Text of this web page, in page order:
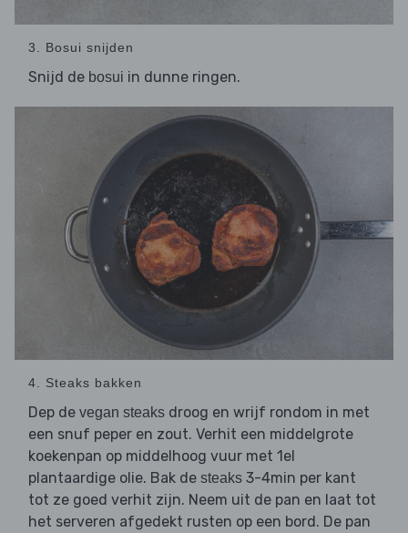
3. Bosui snijden
Snijd de bosui in dunne ringen.
4. Steaks bakken
Dep de vegan steaks droog en wrijf rondom in met
een snuf peper en zout. Verhit een middelgrote
koekenpan op middelhoog vuur met 1el
plantaardige olie. Bak de steaks 3-4min per kant
tot ze goed verhit zijn. Neem uit de pan en laat tot
het serveren afgedekt rusten op een bord. De pan